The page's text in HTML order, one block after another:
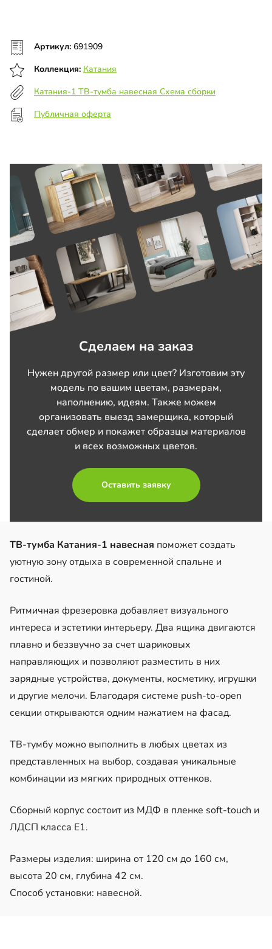
Артикул: 691909
Коллекция: Катания
Катания-1 ТВ-тумба навесная Схема сборки
Публичная оферта
Сделаем на заказ
Нужен другой размер или цвет? Изготовим эту
модель по вашим цветам, размерам,
наполнению, идеям. Также можем
организовать выезд замерщика, который
сделает обмер и покажет образцы материалов
и всех возможных цветов.
Оставить заявку
ТВ-тумба Катания-1 навесная поможет создать
уютную зону отдыха в современной спальне и
гостиной.
Ритмичная фрезеровка добавляет визуального
интереса и эстетики интерьеру. Два ящика двигаются
плавно и беззвучно за счет шариковых
направляющих и позволяют разместить в них
зарядные устройства, документы, косметику, игрушки
и другие мелочи. Благодаря системе push-to-open
секции открываются одним нажатием на фасад.
ТВ-тумбу можно выполнить в любых цветах из
представленных на выбор, создавая уникальные
комбинации из мягких природных оттенков.
Сборный корпус состоит из МДФ в пленке soft-touch и
ЛДСП класса Е1.
Размеры изделия: ширина от 120 см до 160 см,
высота 20 см, глубина 42 см.
Способ установки: навесной.